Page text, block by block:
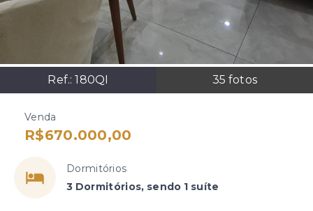
Ref.:180QI 35 fotos
Venda
R$670.000,00
Dormitórios
3 Dormitórios, sendo 1 suíte